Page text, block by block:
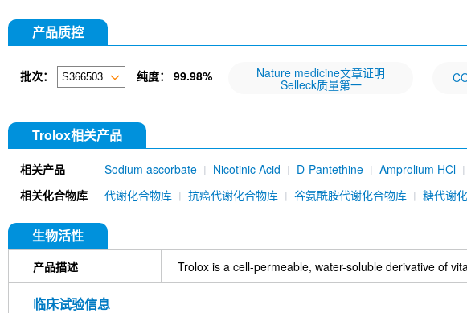
产品质控
批次： 纯度： 99.98% Nature medicine文章证明
Selleck质量第一
Trolox相关产品
相关产品 Sodium ascorbate Nicotinic Acid D-Pantethine Amprolium HCl
相关化合物库 代谢化合物库 抗癌代谢化合物库 谷氨酰胺代谢化合物库 糖代谢
生物活性
产品描述 Trolox is a cell-permeable, water-soluble derivative of
临床试验信息